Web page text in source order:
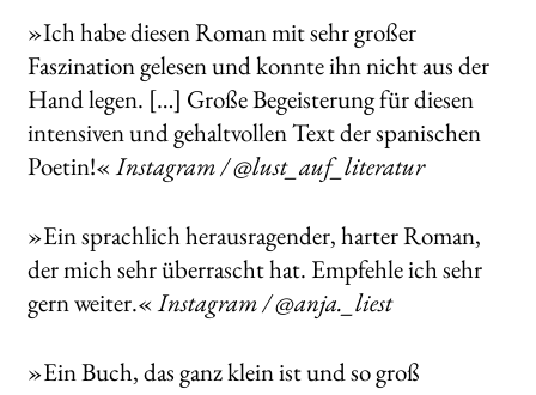
»Ich habe diesen Roman mit sehr großer
Faszination gelesen und konnte ihn nicht aus der
Hand legen. […] Große Begeisterung für diesen
intensiven und gehaltvollen Text der spanischen
Poetin!«Instagram / @lust_auf_literatur
»Ein sprachlich herausragender, harter Roman,
der mich sehr überrascht hat. Empfehle ich sehr
gern weiter.«Instagram / @anja._liest
»Ein Buch, das ganz klein ist und so groß